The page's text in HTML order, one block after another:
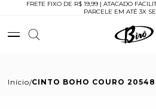
FRETE FIXO DE R$ 19,99 | ATACADO
PARCELE EM ATÉ 3X
Início CINTO BOHO COURO